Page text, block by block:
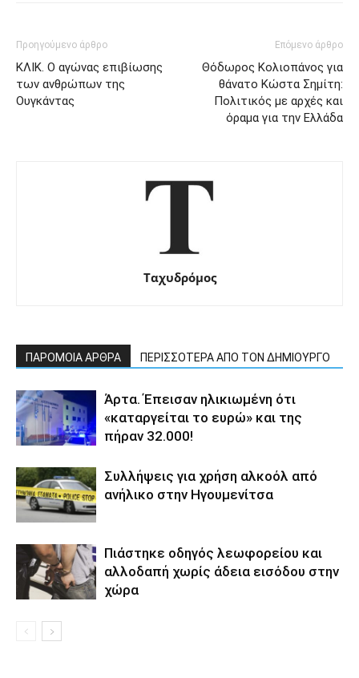
Προηγούμενο άρθρο
ΚΛΙΚ. Ο αγώνας επιβίωσης
των ανθρώπων της
Ουγκάντας
Επόμενο άρθρο
Θόδωρος Κολιοπάνος για
θάνατο Κώστα Σημίτη:
Πολιτικός με αρχές και
όραμα για την Ελλάδα
Ταχυδρόμος
ΠΑΡΟΜΟΙΑ ΑΡΘΡΑ ΠΕΡΙΣΣΟΤΕΡΑ ΑΠΟ ΤΟΝ ΔΗΜΙΟΥΡΓΟ
Άρτα. Έπεισαν ηλικιωμένη ότι
«καταργείται το ευρώ» και της
πήραν 32.000!
Συλλήψεις για χρήση αλκοόλ από
ανήλικο στην Ηγουμενίτσα
Πιάστηκε οδηγός λεωφορείου και
αλλοδαπή χωρίς άδεια εισόδου στην
χώρα